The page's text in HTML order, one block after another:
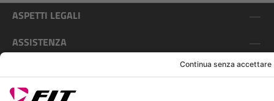
ASPETTI LEGALI
ASSISTENZA